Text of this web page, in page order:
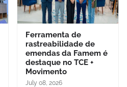
Ferramenta de
rastreabilidade de
emendas da Famem é
destaque no TCE +
Movimento
July 08, 2026